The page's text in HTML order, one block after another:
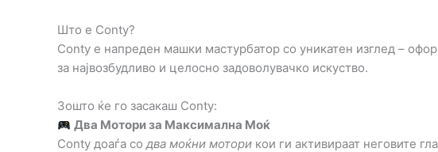
Што е Conty?
Conty е напреден машки мастурбатор со уникатен изглед –
за највозбудливо и целосно задоволувачко искуство.
Зошто ќе го засакаш Conty:
Два Мотори за Максимална Моќ
Conty доаѓа содва моќни мотори кои ги активираат неговите